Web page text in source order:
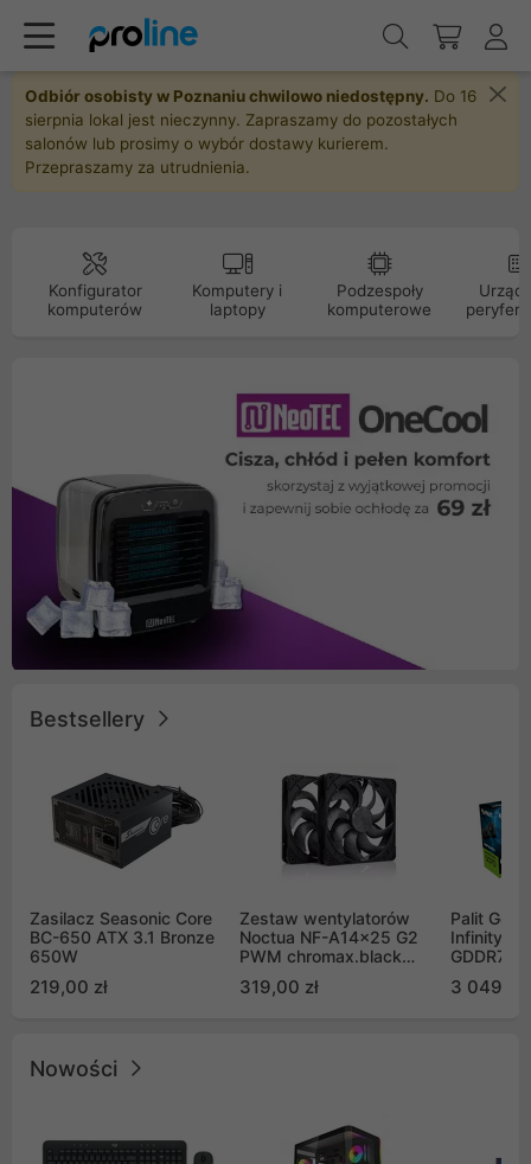
Odbiór osobisty w Poznaniu chwilowo niedostępny. Do 16
sierpnia lokal jest nieczynny. Zapraszamy do pozostałych
salonów lub prosimy o wybór dostawy kurierem.
Przepraszamy za utrudnienia.
Konfigurator
komputerów
Komputery i
laptopy
Podzespoły
komputerowe
Bestsellery
Zasilacz Seasonic Core
BC-650 ATX 3.1 Bronze
650W
219,00 zł
Zestaw wentylatorów
Noctua NF-A14x25 G2
PWM chromax.black
Push Pull (2szt)
319,00 zł
Palit
Infinity 3
GDDR7
GB2050S)
3 049,00
Nowości